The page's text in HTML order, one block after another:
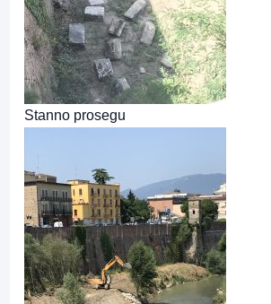
Stanno prosegu